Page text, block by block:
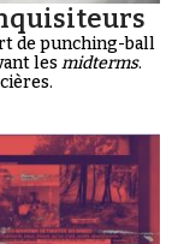
de punching-ball
les midterms.